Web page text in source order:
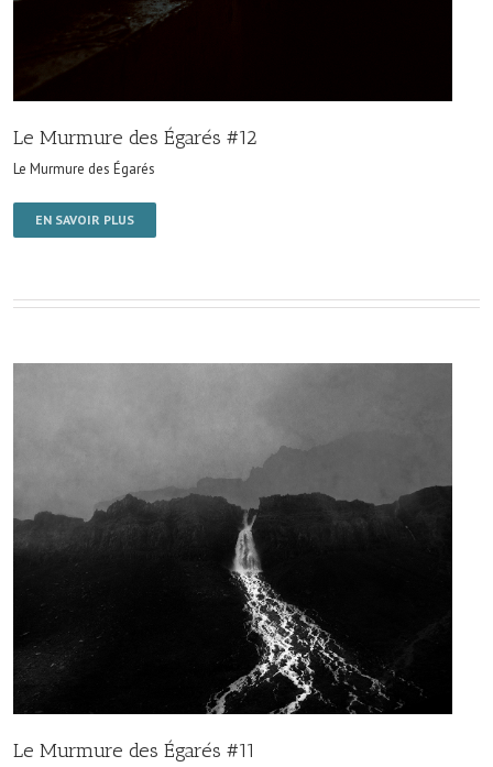
Le Murmure des Égarés #12
Le Murmure des Égarés
EN SAVOIR PLUS
Le Murmure des Égarés #11